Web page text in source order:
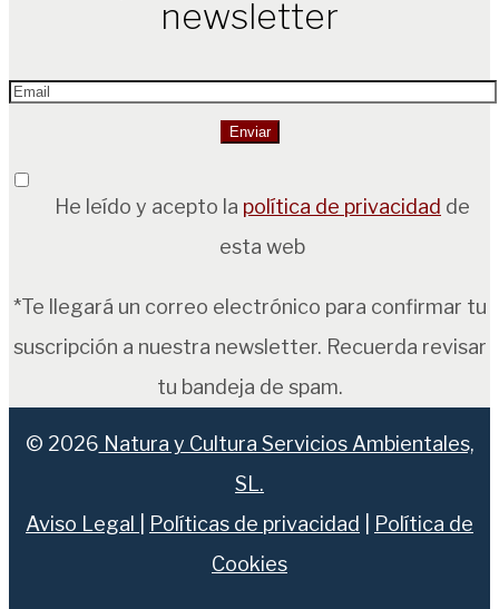
newsletter
He leído y acepto la política de privacidad de
esta web
*Te llegará un correo electrónico para confirmar tu
suscripción a nuestra newsletter. Recuerda revisar
tu bandeja de spam.
© 2026 Natura y Cultura Servicios Ambientales,
SL.
Aviso Legal
Políticas de privacidad
Política de
Cookies